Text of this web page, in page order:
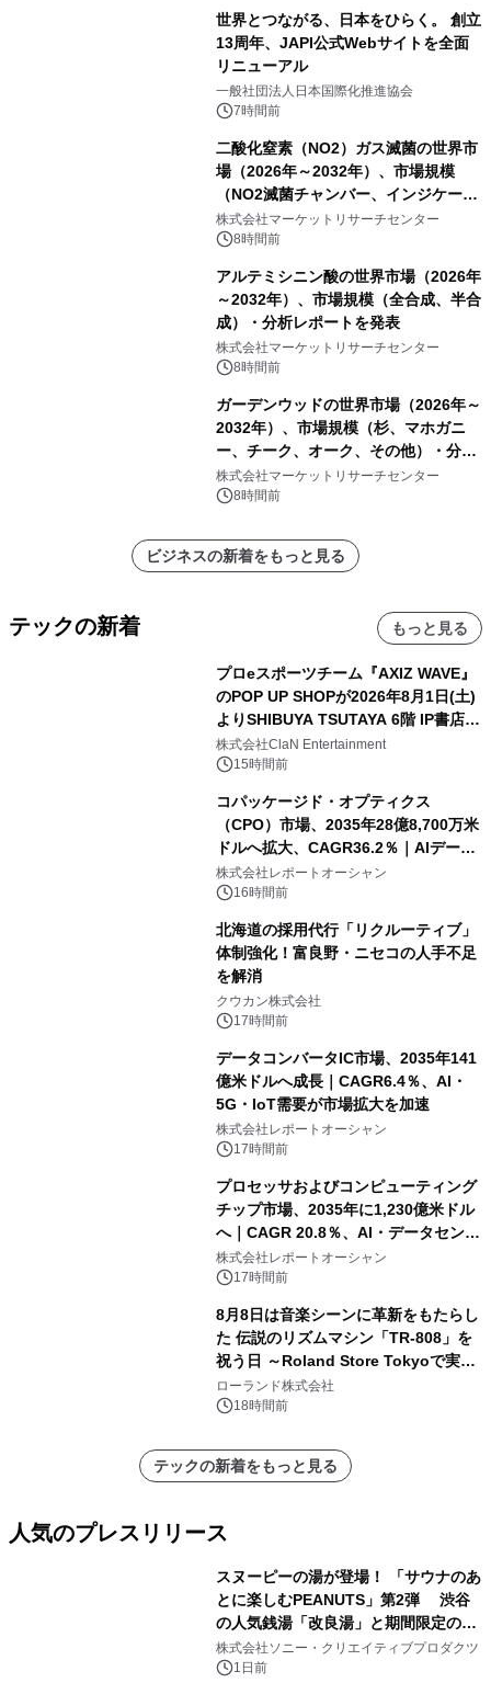
世界とつながる、日本をひらく。 創立
13周年、JAPI公式Webサイトを全面
リニューアル
一般社団法人日本国際化推進協会
7時間前
二酸化窒素（NO2）ガス滅菌の世界市
場（2026年～2032年）、市場規模
（NO2滅菌チャンバー、インジケータ
ーおよびモニタリングシステム、その
他）・分析レポートを発表
株式会社マーケットリサーチセンター
8時間前
アルテミシニン酸の世界市場（2026年
～2032年）、市場規模（全合成、半合
成）・分析レポートを発表
株式会社マーケットリサーチセンター
8時間前
ガーデンウッドの世界市場（2026年～
2032年）、市場規模（杉、マホガニ
ー、チーク、オーク、その他）・分析
レポートを発表
株式会社マーケットリサーチセンター
8時間前
ビジネスの新着をもっと見る
テックの新着 もっと見る
プロeスポーツチーム『AXIZ WAVE』
のPOP UP SHOPが2026年8月1日(土)
よりSHIBUYA TSUTAYA 6階 IP書店で
開催決定！！
株式会社ClaN Entertainment
15時間前
コパッケージド・オプティクス
（CPO）市場、2035年28億8,700万米
ドルへ拡大、CAGR36.2％｜AIデータ
センター・高速光通信需要が成長を加
速
株式会社レポートオーシャン
16時間前
北海道の採用代行「リクルーティブ」
体制強化！富良野・ニセコの人手不足
を解消
クウカン株式会社
17時間前
データコンバータIC市場、2035年141
億米ドルへ成長｜CAGR6.4％、AI・
5G・IoT需要が市場拡大を加速
株式会社レポートオーシャン
17時間前
プロセッサおよびコンピューティング
チップ市場、2035年に1,230億米ドル
へ｜CAGR 20.8％、AI・データセンタ
ー需要が成長を牽引
株式会社レポートオーシャン
17時間前
8月8日は音楽シーンに革新をもたらし
た 伝説のリズムマシン「TR-808」を
祝う日 ～Roland Store Tokyoで実機
を展示しての 記念キャンペーンを開
催 英国ラジオ「NTS」の 特別プログ
アーティストを フィーチャーしたアニ
メーションを公開～
ローランド株式会社
18時間前
テックの新着をもっと見る
人気のプレスリリース
スヌーピーの湯が登場！ 「サウナのあ
とに楽しむPEANUTS」第2弾 渋谷
の人気銭湯「改良湯」と期間限定のコ
ラボレーション サウナイキタイコラ
ボグッズも発売決定！
株式会社ソニー・クリエイティブプロダクツ
1日前